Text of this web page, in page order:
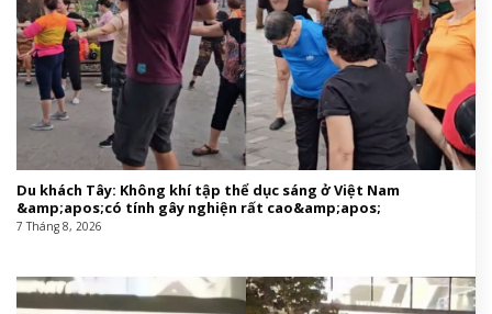
Du khách Tây: Không khí tập thể dục sáng ở Việt Nam
&amp;apos;có tính gây nghiện rất cao&amp;apos;
7 Tháng 8, 2026